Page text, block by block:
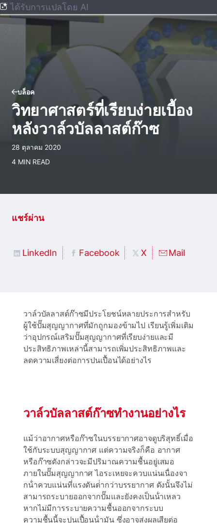
ได้รับการแปลโดย AI
บล็อค
วิทยาศาสตร์ที่เรียบง่ายเบื้อง
หลังวาล์วบัลลาสต์ก๊าซ
28 ตุลาคม 2020
4 MIN READ
แชร์ผ่าน
LinkedIn Facebook X Mail
วาล์วบัลลาสต์ก๊าซมีประโยชน์หลายประการสําหรับ
ผู้ใช้ปั๊มสุญญากาศที่มักถูกมองข้ามไป เรียนรู้เพิ่มเติม
ว่าอุปกรณ์เสริมปั๊มสุญญากาศที่เรียบง่ายและมี
ประสิทธิภาพเหล่านี้สามารถเพิ่มประสิทธิภาพและ
ลดความเสี่ยงต่อการปนเปื้อนได้อย่างไร
วาล์วบัลลาสต์ก๊าซทํางานอย่างไร
แม้ว่าอากาศหรือก๊าซในบรรยากาศอาจดูบริสุทธิ์เมื่อ
ใช้กับระบบสุญญากาศ แต่ความจริงก็คือ อากาศ
หรือก๊าซดังกล่าวจะมีปริมาณความชื้นอยู่เสมอ
ภายในปั๊มสุญญากาศ ไอระเหยจะควบแน่นเนื่องจา
กน้ําควบแน่นที่แรงดันต่ํากว่าบรรยากาศ ดังนั้นจึงไม่
สามารถระบายออกจากปั๊มและยังคงเป็นน้ําเหลว
หากไม่มีการระบายความชื้นออกจากระบบ
ความชื้นนี้จะปนเปื้อนน้ํามัน ซึ่งอาจส่งผลเสียต่อ